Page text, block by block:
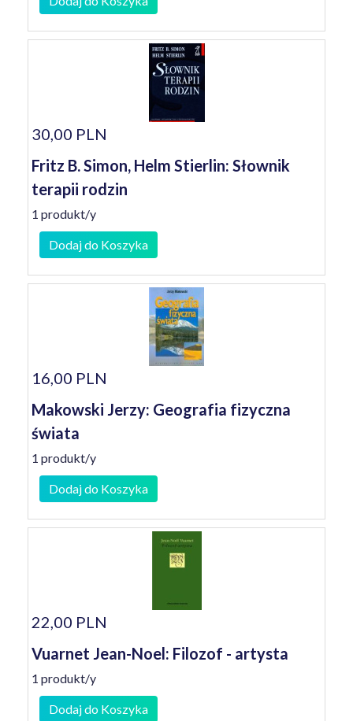
30,00 PLN
Fritz B. Simon, Helm Stierlin: Słownik
terapii rodzin
1 produkt/y
Dodaj do Koszyka
16,00 PLN
Makowski Jerzy: Geografia fizyczna
świata
1 produkt/y
Dodaj do Koszyka
22,00 PLN
Vuarnet Jean-Noel: Filozof - artysta
1 produkt/y
Dodaj do Koszyka